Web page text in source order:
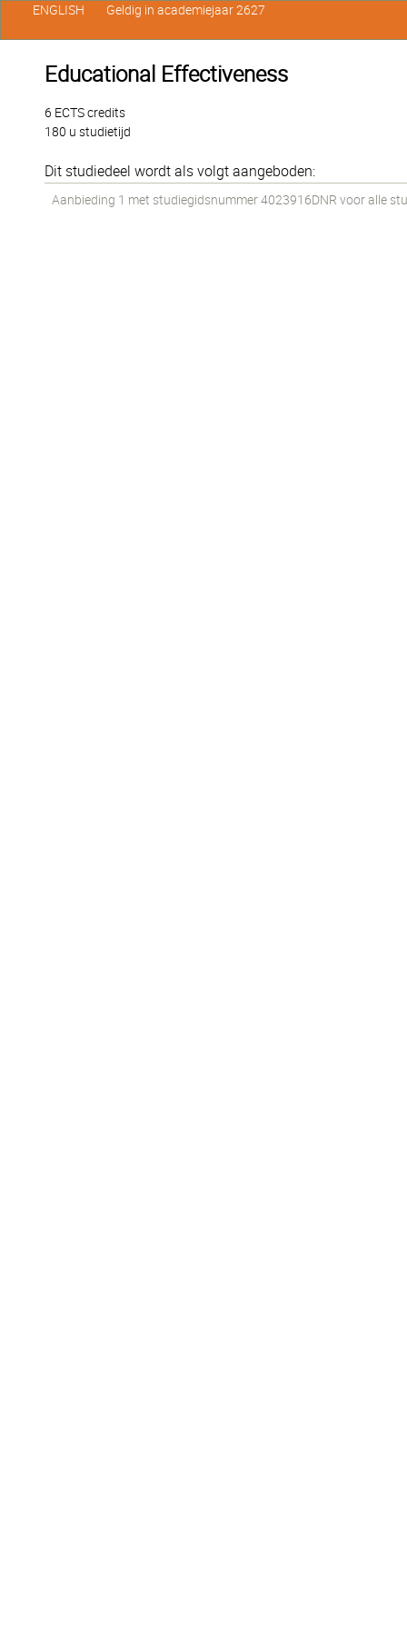
Educational Effectiveness
6 ECTS credits
180 u studietijd
Dit studiedeel wordt als volgt aangeboden:
Aanbieding 1 met studiegidsnummer 4023916DNR voor alle
ENGLISH Geldig in academiejaar 2627